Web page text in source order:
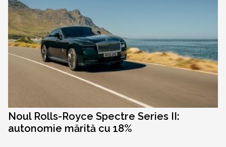
Noul Rolls-Royce Spectre Series II:
autonomie mărită cu 18%